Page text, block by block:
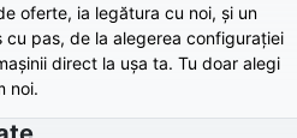
oferte, ia legătura cu noi, și un
pas, de la alegerea configurației
direct la ușa ta. Tu doar alegi
noi.